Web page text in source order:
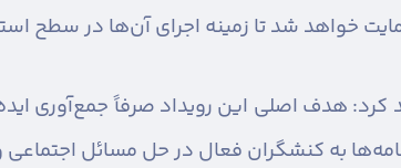
خواهد شد تا زمینه اجرای آن‌ها در سطح
کرد: هدف اصلی این رویداد صرفاً جمع‌آوری
به کنشگران فعال در حل مسائل